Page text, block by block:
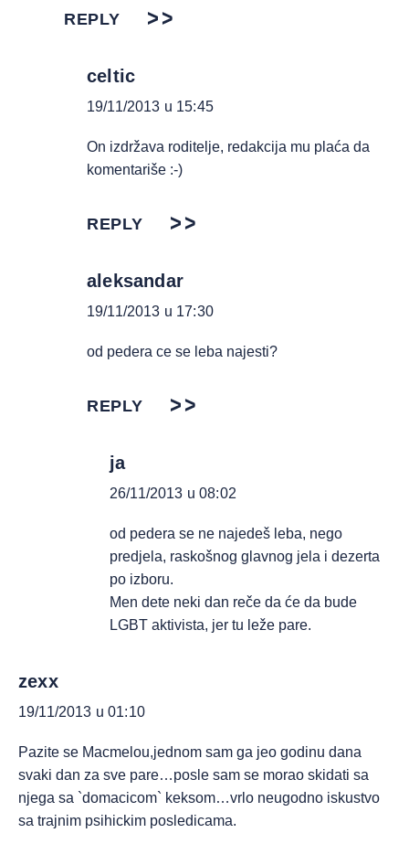
REPLY
celtic
19/11/2013 u 15:45
On izdržava roditelje, redakcija mu plaća da
komentariše :-)
REPLY
aleksandar
19/11/2013 u 17:30
od pedera ce se leba najesti?
REPLY
ja
26/11/2013 u 08:02
od pedera se ne najedeš leba, nego
predjela, raskošnog glavnog jela i dezerta
po izboru.
Men dete neki dan reče da će da bude
LGBT aktivista, jer tu leže pare.
zexx
19/11/2013 u 01:10
Pazite se Macmelou,jednom sam ga jeo godinu dana
svaki dan za sve pare…posle sam se morao skidati sa
njega sa `domacicom` keksom…vrlo neugodno iskustvo
sa trajnim psihickim posledicama.